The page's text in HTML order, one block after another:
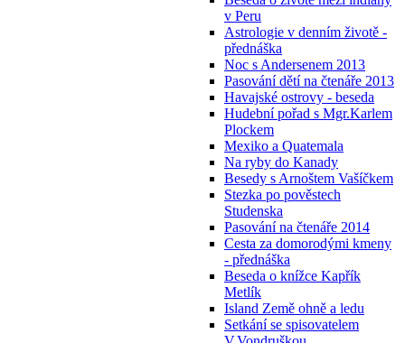
v Peru
Astrologie v denním životě -
přednáška
Noc s Andersenem 2013
Pasování dětí na čtenáře 2013
Havajské ostrovy - beseda
Hudební pořad s Mgr.Karlem
Plockem
Mexiko a Quatemala
Na ryby do Kanady
Besedy s Arnoštem Vašíčkem
Stezka po pověstech
Studenska
Pasování na čtenáře 2014
Cesta za domorodými kmeny
- přednáška
Beseda o knížce Kapřík
Metlík
Island Země ohně a ledu
Setkání se spisovatelem